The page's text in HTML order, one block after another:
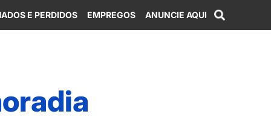
E PERDIDOS EMPREGOS ANUNCIE AQUI